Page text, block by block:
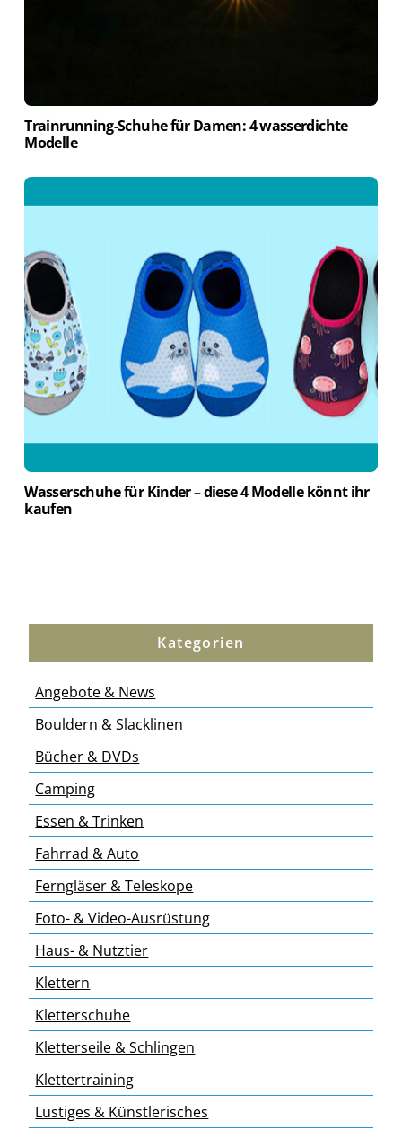
Trainrunning-Schuhe für Damen: 4 wasserdichte
Modelle
Wasserschuhe für Kinder – diese 4 Modelle könnt ihr
kaufen
Kategorien
Angebote & News
Bouldern & Slacklinen
Bücher & DVDs
Camping
Essen & Trinken
Fahrrad & Auto
Ferngläser & Teleskope
Foto- & Video-Ausrüstung
Haus- & Nutztier
Klettern
Kletterschuhe
Kletterseile & Schlingen
Klettertraining
Lustiges & Künstlerisches